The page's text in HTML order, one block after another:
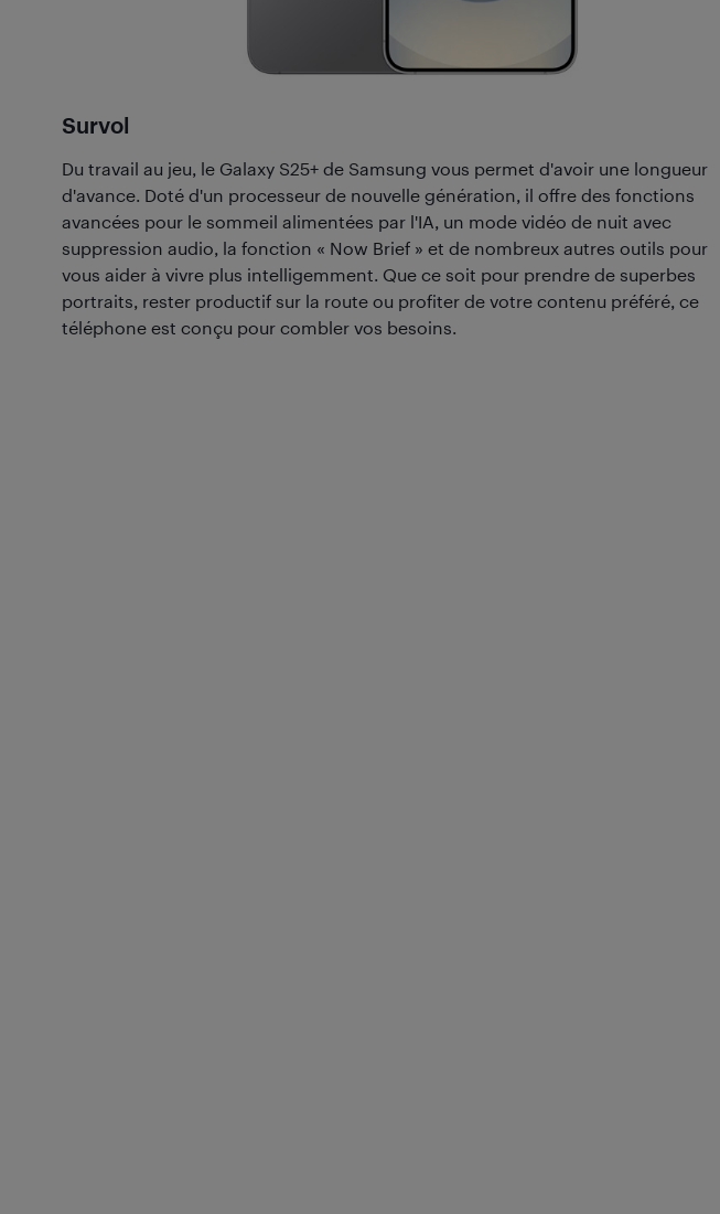
Survol
Du travail au jeu, le Galaxy S25+ de Samsung vous permet d'avoir une longueur
d'avance. Doté d'un processeur de nouvelle génération, il offre des fonctions
avancées pour le sommeil alimentées par l'IA, un mode vidéo de nuit avec
suppression audio, la fonction « Now Brief » et de nombreux autres outils pour
vous aider à vivre plus intelligemment. Que ce soit pour prendre de superbes
portraits, rester productif sur la route ou profiter de votre contenu préféré, ce
téléphone est conçu pour combler vos besoins.